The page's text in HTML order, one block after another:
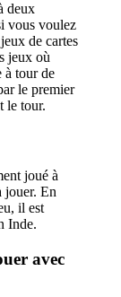
deux
vous voulez
de cartes
jeux où
à tour de
le premier
le tour.
joué à
jouer. En
il est
Inde.
avec